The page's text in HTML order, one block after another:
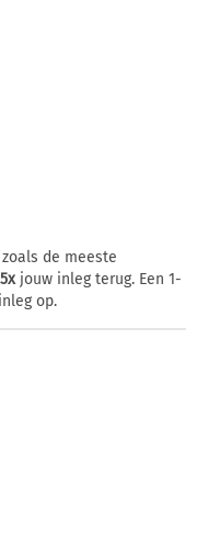
de meeste
jouw inleg terug. Een 1-
op.